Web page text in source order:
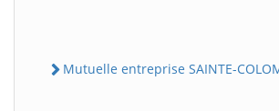
Mutuelle entreprise SAINTE-